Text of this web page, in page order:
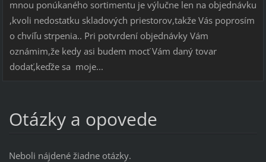
mnou ponúkaného sortimentu je výlučne len na objednávku
,kvoli nedostatku skladových priestorov,takže Vás poprosím
o chvíľu strpenia.. Pri potvrdení objednávky Vám
oznámim,že kedy asi budem mocť Vám daný tovar
dodať,keďže sa moje...
Otázky a opovede
Neboli nájdené žiadne otázky.